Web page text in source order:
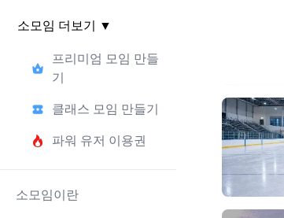
소모임 더보기 ▼
프리미엄 모임 만들
기
클래스 모임 만들기
파워 유저 이용권
소모임이란